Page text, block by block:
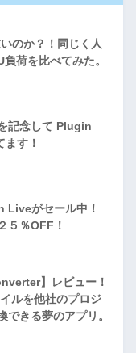
のか？！同じく人
荷を比べてみた。
記念して Plugin
す！
がセール中！
５％OFF！
】レビュー！
ルを他社のプロジ
できる夢のアプリ。